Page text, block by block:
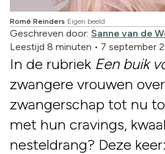
Romé Reinders Eigen beeld
Geschreven door: Sanne van de
Leestijd 8 minuten • 7 september
In de rubriek Een buik
zwangere vrouwen
zwangerschap tot nu
met hun cravings,
nesteldrang? Deze